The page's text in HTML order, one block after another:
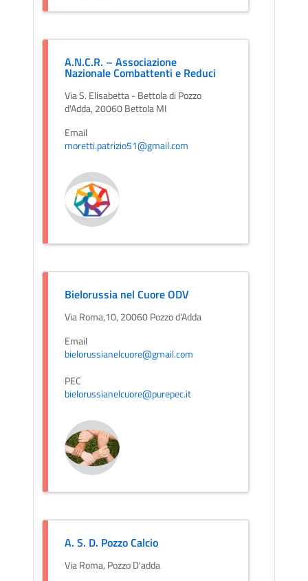
A.N.C.R. – Associazione
Nazionale Combattenti e Reduci
Via S. Elisabetta - Bettola di Pozzo
d'Adda, 20060 Bettola MI
Email
moretti.patrizio51@gmail.com
Bielorussia nel Cuore ODV
Via Roma,10, 20060 Pozzo d'Adda
Email
bielorussianelcuore@gmail.com
PEC
bielorussianelcuore@purepec.it
A. S. D. Pozzo Calcio
Via Roma, Pozzo D'adda